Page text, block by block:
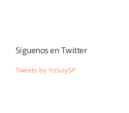
Síguenos en Twitter
Tweets by YoSoySP